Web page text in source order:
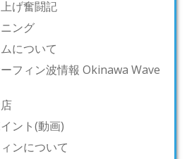
げ奮闘記
ング
について
フィン波情報 Okinawa Wave
ント(動画)
ンについて